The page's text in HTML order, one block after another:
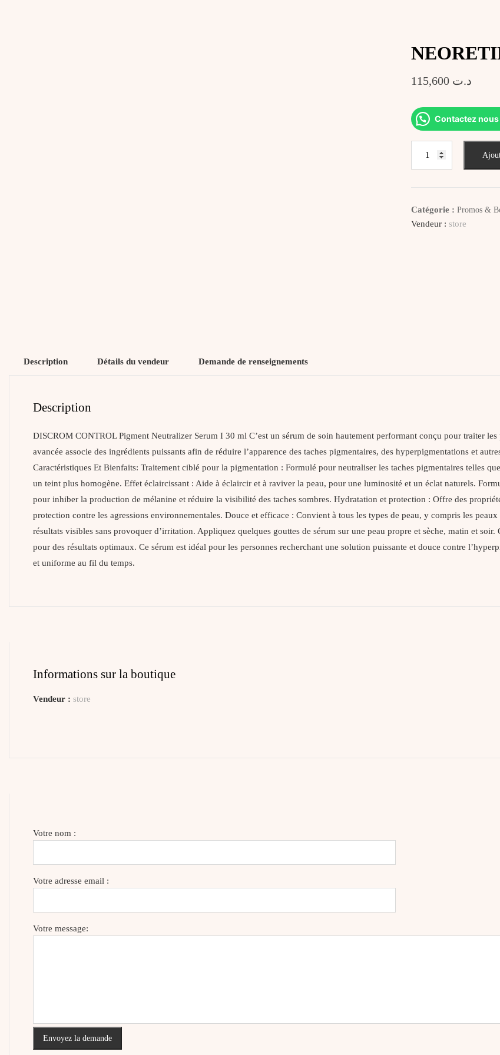
د.ت
Contactez
Catégorie :Promos &
Vendeur :store
Description Détails du vendeur Demande de renseignements
Description
DISCROM CONTROL Pigment Neutralizer Serum I 30 ml C’est un sérum de soin hautement performant conçu pour traiter
avancée associe des ingrédients puissants afin de réduire l’apparence des taches pigmentaires, des hyperpigmentations et
Caractéristiques Et Bienfaits: Traitement ciblé pour la pigmentation : Formulé pour neutraliser les taches pigmentaires telles
un teint plus homogène. Effet éclaircissant : Aide à éclaircir et à raviver la peau, pour une luminosité et un éclat naturels.
pour inhiber la production de mélanine et réduire la visibilité des taches sombres. Hydratation et protection : Offre des
protection contre les agressions environnementales. Douce et efficace : Convient à tous les types de peau, y compris les
résultats visibles sans provoquer d’irritation. Appliquez quelques gouttes de sérum sur une peau propre et sèche, matin et
pour des résultats optimaux. Ce sérum est idéal pour les personnes recherchant une solution puissante et douce contre
et uniforme au fil du temps.
Informations sur la boutique
Vendeur : store
Votre nom :
Votre adresse email :
Votre message:
Envoyez la demande